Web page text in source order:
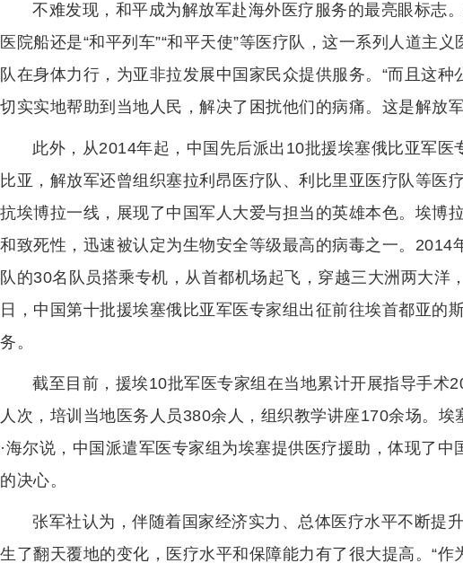
不难发现，和平成为解放军赴海外医疗服务的最亮眼标志
医院船还是“和平列车”“和平天使”等医疗队，这一系列人道主
队在身体力行，为亚非拉发展中国家民众提供服务。“而且这
切实实地帮助到当地人民，解决了困扰他们的病痛。这是解放
此外，从2014年起，中国先后派出10批援埃塞俄比亚军
比亚，解放军还曾组织塞拉利昂医疗队、利比里亚医疗队等医
抗埃博拉一线，展现了中国军人大爱与担当的英雄本色。埃博
和致死性，迅速被认定为生物安全等级最高的病毒之一。2014
队的30名队员搭乘专机，从首都机场起飞，穿越三大洲两大洋
日，中国第十批援埃塞俄比亚军医专家组出征前往埃首都亚的
务。
截至目前，援埃10批军医专家组在当地累计开展指导手术
人次，培训当地医务人员380余人，组织教学讲座170余场。
·海尔说，中国派遣军医专家组为埃塞提供医疗援助，体现了
的决心。
张军社认为，伴随着国家经济实力、总体医疗水平不断提
生了翻天覆地的变化，医疗水平和保障能力有了很大提高。“作